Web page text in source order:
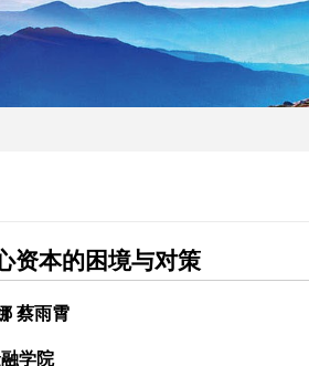
资本的困境与对策
蔡雨霄
学院